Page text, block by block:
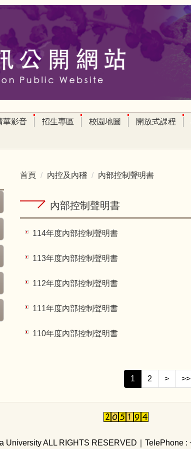
華影音 招生專區 校園地圖 開放式課程
首頁 內控及內稽 內部控制聲明書
內部控制聲明書
114年度內部控制聲明書
113年度內部控制聲明書
112年度內部控制聲明書
111年度內部控制聲明書
110年度內部控制聲明書
1 2 > >>
University ALL RIGHTS RESERVED TelePhone :